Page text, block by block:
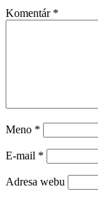
Komentár *
Meno *
E-mail *
Adresa webu